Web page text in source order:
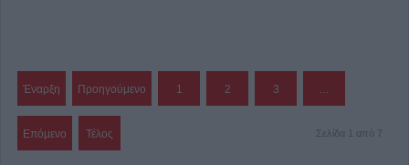
Έναρξη Προηγούμενο 1 2 3 …
Επόμενο Τέλος Σελίδα 1 από 7